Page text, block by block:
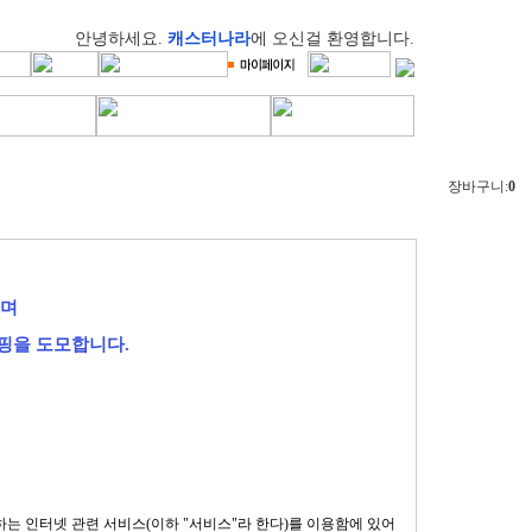
안녕하세요. 캐스터나라에 오신걸 환영합니다.
장바구니:0